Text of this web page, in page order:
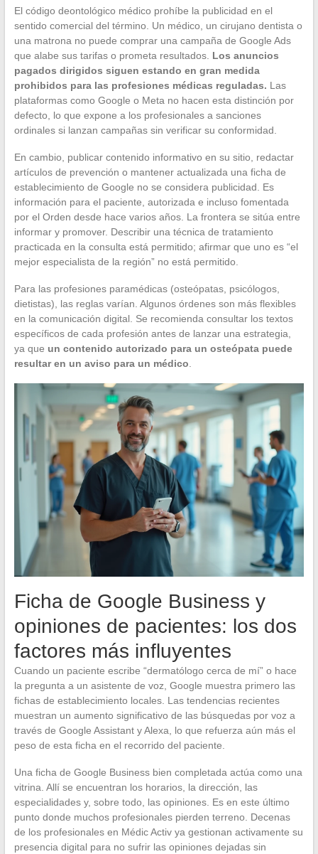
El código deontológico médico prohíbe la publicidad en el
sentido comercial del término. Un médico, un cirujano dentista o
una matrona no puede comprar una campaña de Google Ads
que alabe sus tarifas o prometa resultados. Los anuncios
pagados dirigidos siguen estando en gran medida
prohibidos para las profesiones médicas reguladas. Las
plataformas como Google o Meta no hacen esta distinción por
defecto, lo que expone a los profesionales a sanciones
ordinales si lanzan campañas sin verificar su conformidad.
En cambio, publicar contenido informativo en su sitio, redactar
artículos de prevención o mantener actualizada una ficha de
establecimiento de Google no se considera publicidad. Es
información para el paciente, autorizada e incluso fomentada
por el Orden desde hace varios años. La frontera se sitúa entre
informar y promover. Describir una técnica de tratamiento
practicada en la consulta está permitido; afirmar que uno es “el
mejor especialista de la región” no está permitido.
Para las profesiones paramédicas (osteópatas, psicólogos,
dietistas), las reglas varían. Algunos órdenes son más flexibles
en la comunicación digital. Se recomienda consultar los textos
específicos de cada profesión antes de lanzar una estrategia,
ya que un contenido autorizado para un osteópata puede
resultar en un aviso para un médico
Ficha de Google Business y
opiniones de pacientes: los dos
factores más influyentes
Cuando un paciente escribe “dermatólogo cerca de mí” o hace
la pregunta a un asistente de voz, Google muestra primero las
fichas de establecimiento locales. Las tendencias recientes
muestran un aumento significativo de las búsquedas por voz a
través de Google Assistant y Alexa, lo que refuerza aún más el
peso de esta ficha en el recorrido del paciente.
Una ficha de Google Business bien completada actúa como una
vitrina. Allí se encuentran los horarios, la dirección, las
especialidades y, sobre todo, las opiniones. Es en este último
punto donde muchos profesionales pierden terreno. Decenas
de los profesionales en Médic Activ ya gestionan activamente su
presencia digital para no sufrir las opiniones dejadas sin